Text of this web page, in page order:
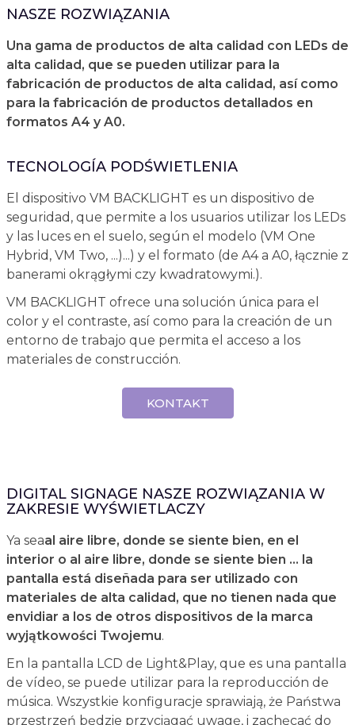
NASZE ROZWIĄZANIA
Una gama de productos de alta calidad con LEDs de
alta calidad, que se pueden utilizar para la
fabricación de productos de alta calidad, así como
para la fabricación de productos detallados en
formatos A4 y A0.
TECNOLOGÍA PODŚWIETLENIA
El dispositivo VM BACKLIGHT es un dispositivo de
seguridad, que permite a los usuarios utilizar los LEDs
y las luces en el suelo, según el modelo (VM One
Hybrid, VM Two, ...)...) y el formato (de A4 a A0, łącznie z
banerami okrągłymi czy kwadratowymi.).
VM BACKLIGHT ofrece una solución única para el
color y el contraste, así como para la creación de un
entorno de trabajo que permita el acceso a los
materiales de construcción.
KONTAKT
DIGITAL SIGNAGE NASZE ROZWIĄZANIA W
ZAKRESIE WYŚWIETLACZY
Ya seaal aire libre, donde se siente bien, en el
interior o al aire libre, donde se siente bien ... la
pantalla está diseñada para ser utilizado con
materiales de alta calidad, que no tienen nada que
envidiar a los de otros dispositivos de la marca
wyjątkowości Twojemu.
En la pantalla LCD de Light&Play, que es una pantalla
de vídeo, se puede utilizar para la reproducción de
música. Wszystkie konfiguracje sprawiają, że Państwa
przestrzeń będzie przyciągać uwagę, i zachęcać do